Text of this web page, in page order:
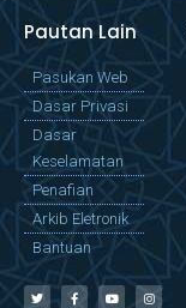
Pautan Lain
Pasukan Web
Dasar Privasi
Dasar
Keselamatan
Penafian
Arkib Eletronik
Bantuan